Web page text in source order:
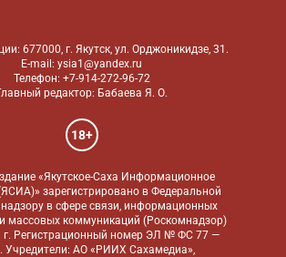
677000, г. Якутск, ул. Орджоникидзе, 31.
E-mail: ysia1@yandex.ru
Телефон: +7-914-272-96-72
редактор: Бабаева Я. О.
18+
«Якутское-Саха Информационное
зарегистрировано в Федеральной
в сфере связи, информационных
массовых коммуникаций (Роскомнадзор)
г. Регистрационный номер ЭЛ № ФС 77 —
Учредители: АО «РИИХ Сахамедиа»,